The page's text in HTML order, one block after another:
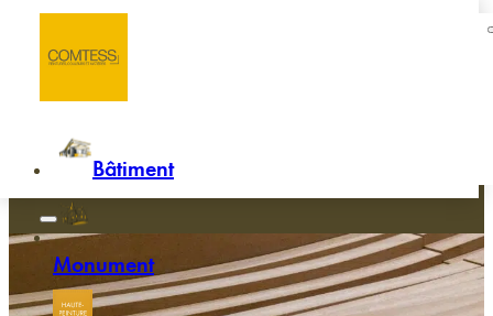
Passer au contenu principal
Bâtiment
Monument
Bois brûlé